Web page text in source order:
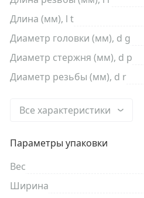
Длина (мм), l t
Диаметр головки (мм), d g
Диаметр стержня (мм), d p
Диаметр резьбы (мм), d r
Все характеристики
Параметры упаковки
Вес
Ширина